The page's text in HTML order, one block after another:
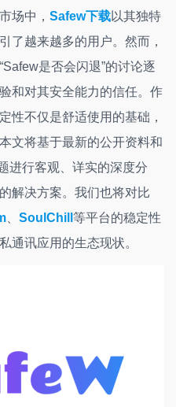
场中， Safew下载以其独特
了越来越多的用户。然而，
是否会闪退”的讨论逐
和对其安全能力的信任。作
性不仅是舒适使用的基础，
文将基于最新的公开资料和
进行客观、详实的深度分
解决方案。我们也将对比
SoulChill 等平台的稳定性
通讯应用的生态现状。